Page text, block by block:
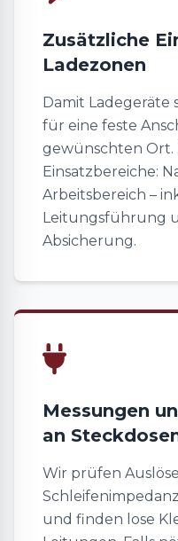
Zusätzliche
Ladezonen
Damit Ladegeräte
für eine feste
gewünschten Ort.
Einsatzbereiche:
Arbeitsbereich –
Leitungsführung
Absicherung.
Messungen
an
Wir prüfen
und finden lose